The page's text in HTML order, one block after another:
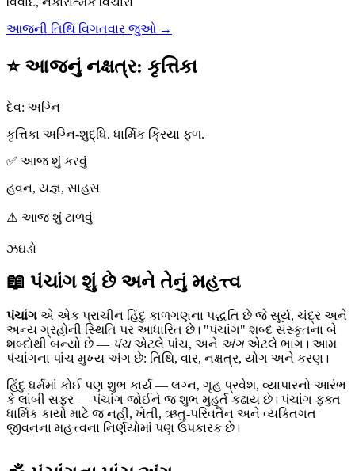
આજની તિથિ વિગતવાર જુઓ →
⭐ આજનું નક્ષત્ર: કૃત્તિકા
દેવ: અગ્નિ
કૃત્તિકા અગ્નિ-શુદ્ધિ. ધાર્મિક ક્રિયા ફળ.
✅ આજ શું કરવું
હવન, યજ્ઞ, સાહસ
⚠️ આજ શું ટાળવું
ઝઘડો
📖 પંચાંગ શું છે અને તેનું મહત્ત્વ
પંચાંગ એ એક પ્રાચીન હિંદુ કાળગણના પદ્ધતિ છે જે સૂર્ય, ચંદ્ર અને
અન્ય ગ્રહોની સ્થિતિ પર આધારિત છે। "પંચાંગ" શબ્દ સંસ્કૃતના બે
શબ્દોથી બન્યો છે — પંચએટલે પાંચ, અને અંગએટલે ભાગ। આમ
પંચાંગના પાંચ મુખ્ય અંગ છે: તિથિ, વાર, નક્ષત્ર, યોગ અને કરણ।
હિંદુ ધર્મમાં કોઈ પણ શુભ કાર્ય — લગ્ન, ગૃહ પ્રવેશ, વ્યાપારનો આરંભ
કે લાંબી સફર — પંચાંગ જોઈને જ શુભ મુહૂર્ત કઢાય છે। પંચાંગ ફક્ત
ધાર્મિક કાર્યો માટે જ નહીં, ખેતી, ઋતુ-પરિવર્તન અને વ્યક્તિગત
જીવનના મહત્ત્વના નિર્ણયોમાં પણ ઉપકારક છે।